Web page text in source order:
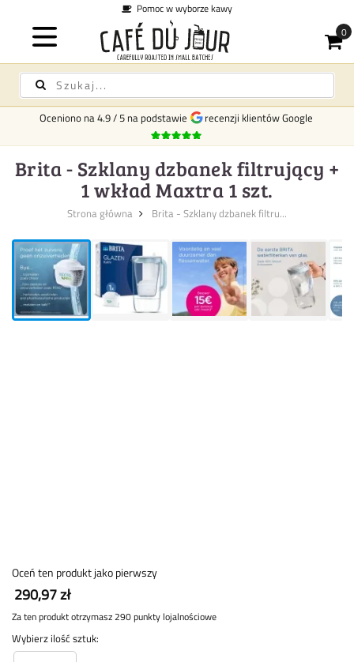
Pomoc w wyborze kawy
Oceniono na4.9/5 na podstawie recenzji klientów Google
Brita - Szklany dzbanek filtrujący +
1 wkład Maxtra 1 szt.
Strona główna Brita - Szklany dzbanek filtru...
Oceń ten produkt jako pierwszy
290,97 zł
Za ten produkt otrzymasz 290 punkty lojalnościowe
Wybierz ilość sztuk: